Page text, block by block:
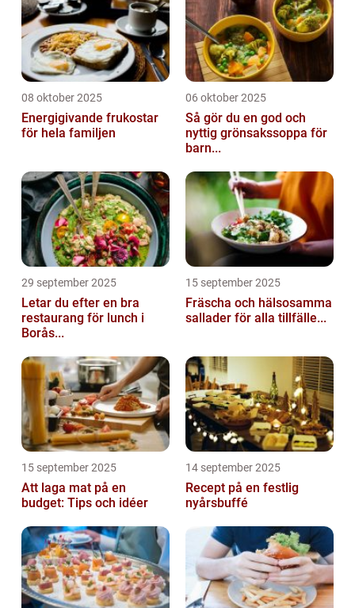
08 oktober 2025
Energigivande frukostar
för hela familjen
06 oktober 2025
Så gör du en god och
nyttig grönsakssoppa för
barn...
29 september 2025
Letar du efter en bra
restaurang för lunch i
Borås...
15 september 2025
Fräscha och hälsosamma
sallader för alla tillfälle...
15 september 2025
Att laga mat på en
budget: Tips och idéer
14 september 2025
Recept på en festlig
nyårsbuffé